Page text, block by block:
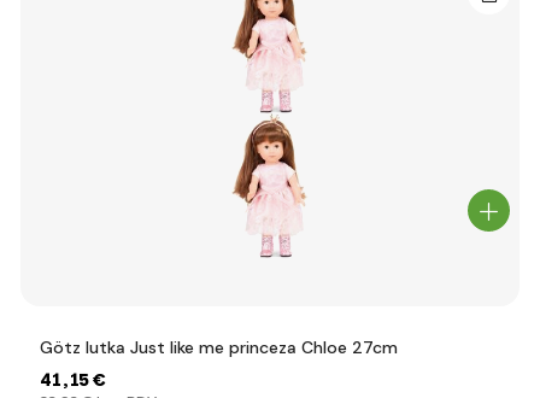
Götz lutka Just like me princeza Chloe 27cm
41,15 €